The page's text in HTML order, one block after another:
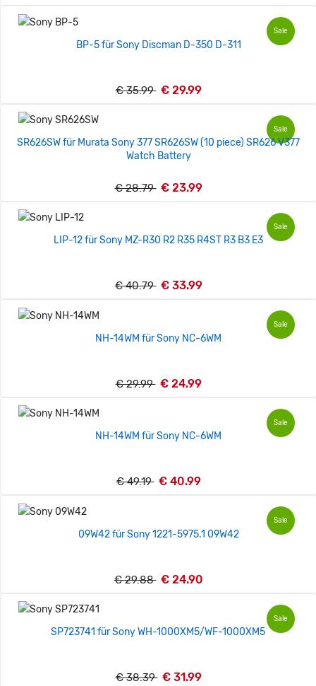
Sale
BP-5 für Sony Discman D-350 D-311
€ 35.99 € 29.99
Sale
SR626SW für Murata Sony 377 SR626SW (10 piece) SR626 V377
Watch Battery
€ 28.79 € 23.99
Sale
LIP-12 für Sony MZ-R30 R2 R35 R4ST R3 B3 E3
€ 40.79 € 33.99
Sale
NH-14WM für Sony NC-6WM
€ 29.99 € 24.99
Sale
NH-14WM für Sony NC-6WM
€ 49.19 € 40.99
Sale
09W42 für Sony 1221-5975.1 09W42
€ 29.88 € 24.90
Sale
SP723741 für Sony WH-1000XM5/WF-1000XM5
€ 38.39 € 31.99